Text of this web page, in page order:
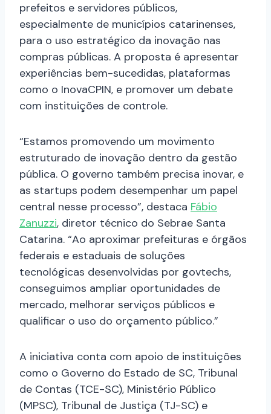
prefeitos e servidores públicos,
especialmente de municípios catarinenses,
para o uso estratégico da inovação nas
compras públicas. A proposta é apresentar
experiências bem-sucedidas, plataformas
como o InovaCPIN, e promover um debate
com instituições de controle.
“Estamos promovendo um movimento
estruturado de inovação dentro da gestão
pública. O governo também precisa inovar, e
as startups podem desempenhar um papel
central nesse processo”, destaca Fábio
Zanuzzi, diretor técnico do Sebrae Santa
Catarina. “Ao aproximar prefeituras e órgãos
federais e estaduais de soluções
tecnológicas desenvolvidas por govtechs,
conseguimos ampliar oportunidades de
mercado, melhorar serviços públicos e
qualificar o uso do orçamento público.”
A iniciativa conta com apoio de instituições
como o Governo do Estado de SC, Tribunal
de Contas (TCE-SC), Ministério Público
(MPSC), Tribunal de Justiça (TJ-SC) e